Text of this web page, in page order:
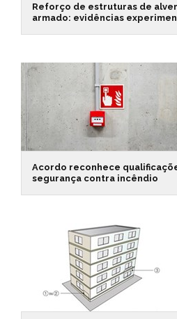
Reforço de estruturas de
armado: evidências
Acordo reconhece
segurança contra incêndio